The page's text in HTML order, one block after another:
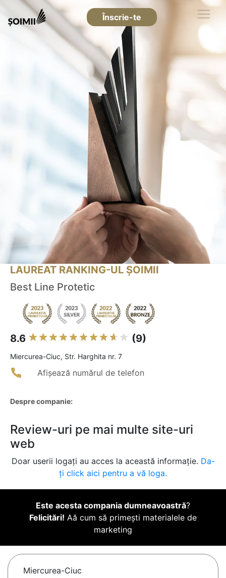
Înscrie-te
LAUREAT RANKING-UL ȘOIMII
Best Line Protetic
8.6 (9)
Miercurea-Ciuc, Str. Harghita nr. 7
Afișează numărul de telefon
Despre companie:
Review-uri pe mai multe site-uri
web
Doar userii logați au acces la această informație. Da-
ți click aici pentru a vă loga.
Este acesta compania dumneavoastră?
Felicitări! Aă cum să primești materialele de
marketing
Miercurea-Ciuc